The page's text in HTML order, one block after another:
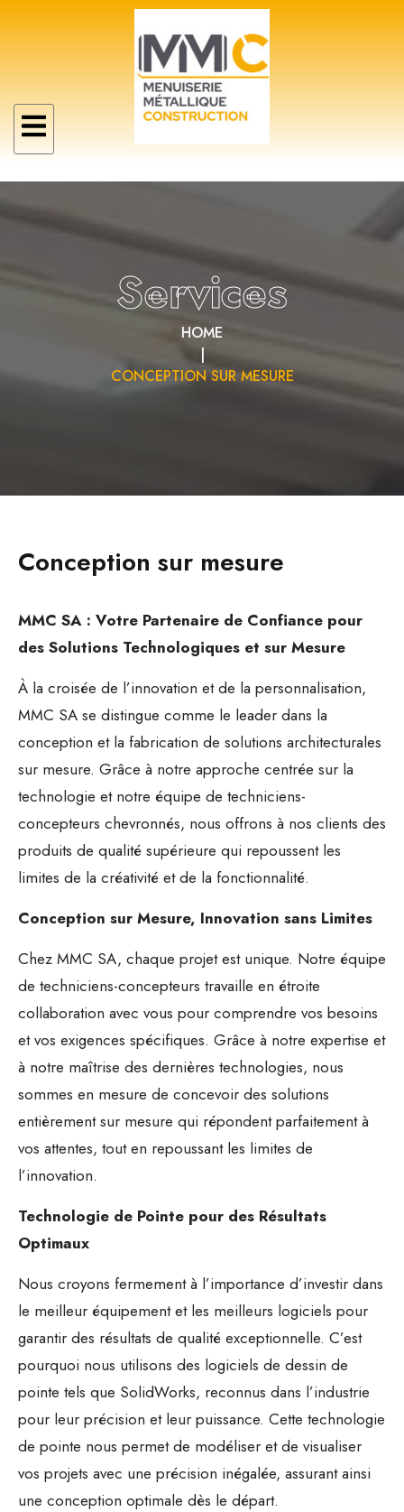
Services
HOME
|
CONCEPTION SUR MESURE
Conception sur mesure
MMC SA : Votre Partenaire de Confiance pour
des Solutions Technologiques et sur Mesure
À la croisée de l’innovation et de la personnalisation,
MMC SA se distingue comme le leader dans la
conception et la fabrication de solutions architecturales
sur mesure. Grâce à notre approche centrée sur la
technologie et notre équipe de techniciens-
concepteurs chevronnés, nous offrons à nos clients des
produits de qualité supérieure qui repoussent les
limites de la créativité et de la fonctionnalité.
Conception sur Mesure, Innovation sans Limites
Chez MMC SA, chaque projet est unique. Notre équipe
de techniciens-concepteurs travaille en étroite
collaboration avec vous pour comprendre vos besoins
et vos exigences spécifiques. Grâce à notre expertise et
à notre maîtrise des dernières technologies, nous
sommes en mesure de concevoir des solutions
entièrement sur mesure qui répondent parfaitement à
vos attentes, tout en repoussant les limites de
l’innovation.
Technologie de Pointe pour des Résultats
Optimaux
Nous croyons fermement à l’importance d’investir dans
le meilleur équipement et les meilleurs logiciels pour
garantir des résultats de qualité exceptionnelle. C’est
pourquoi nous utilisons des logiciels de dessin de
pointe tels que SolidWorks, reconnus dans l’industrie
pour leur précision et leur puissance. Cette technologie
de pointe nous permet de modéliser et de visualiser
vos projets avec une précision inégalée, assurant ainsi
une conception optimale dès le départ.